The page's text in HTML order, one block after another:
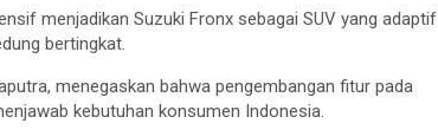
menjadikan Suzuki Fronx sebagai SUV yang adaptif
bertingkat.
menegaskan bahwa pengembangan fitur pada
kebutuhan konsumen Indonesia.